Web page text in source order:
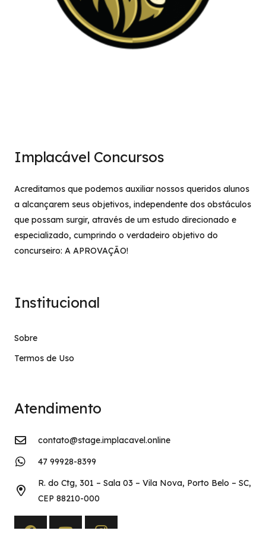
Implacável Concursos
Acreditamos que podemos auxiliar nossos queridos alunos
a alcançarem seus objetivos, independente dos obstáculos
que possam surgir, através de um estudo direcionado e
especializado, cumprindo o verdadeiro objetivo do
concurseiro: A APROVAÇÃO!
Institucional
Sobre
Termos de Uso
Atendimento
contato@stage.implacavel.online
47 99928-8399
R. do Ctg, 301 – Sala 03 – Vila Nova, Porto Belo – SC,
CEP 88210-000